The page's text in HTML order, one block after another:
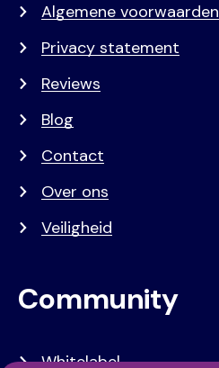
Algemene voorwaarden
Privacy statement
Reviews
Blog
Contact
Over ons
Veiligheid
Community
Whitelabel